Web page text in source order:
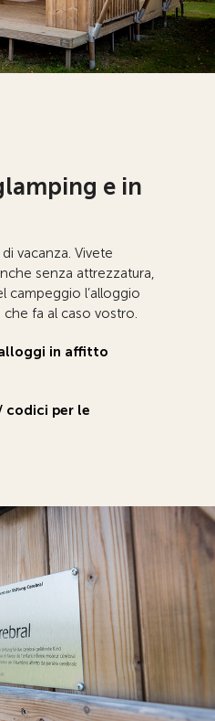
e in
vacanza. Vivete
senza attrezzatura,
campeggio l’alloggio
fa al caso vostro.
in affitto
codici per le